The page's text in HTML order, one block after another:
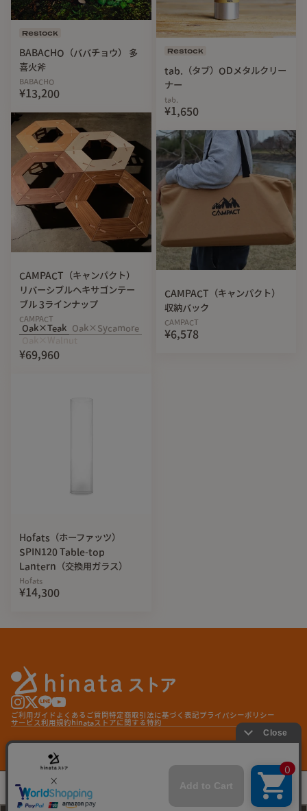
Restock
BABACHO（ババチョウ） 多
喜火斧
BABACHO
¥13,200
CAMPACT（キャンパクト）
リバーシブルヘキサゴンテー
ブル 3ラインナップ
CAMPACT
Oak×Teak
Oak×Sycamore
¥69,960
Hofats（ホーファッツ）
SPIN120 Table-top
Lantern（交換用ガラス）
Hofats
¥14,300
Restock
tab.（タブ）ODメタルクリー
ナー
tab.
¥1,650
CAMPACT（キャンパクト）
収納バック
CAMPACT
¥6,578
koto（コト）ウォールナットヘラ ¥3,900
ご利用ガイド よくあるご質問特定商取引法に基づく表記プライバシーポリシー
サービス利用規約hinataストアに関する特約